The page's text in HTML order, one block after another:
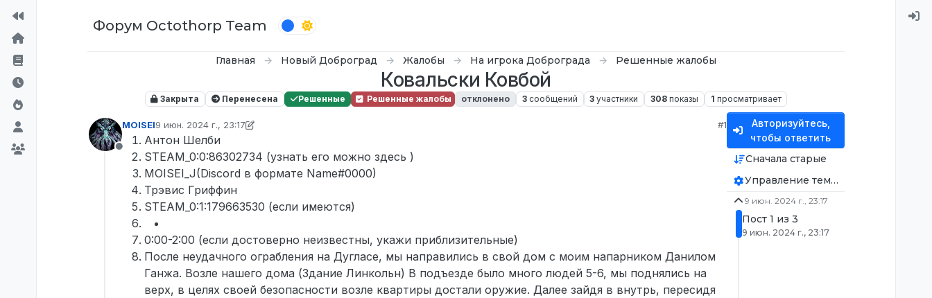
Форум Octothorp Team
Главная Новый Доброград Жалобы На игрока Доброграда Решенные жалобы
Ковальски Ковбой
Закрыта Перенесена Решенные Решенные жалобы отклонено 3 сообщений 3 участники 308 показы 1 просматривает
Не в сети
MOISEI9 июн. 2024 г., 23:17
отредактировано MOISEI
#1
Антон Шелби
STEAM_0:0:86302734 (узнать его можно здесь )
MOISEI_J(Discord в формате Name#0000)
Трэвис Гриффин
STEAM_0:1:179663530 (если имеются)
0:00-2:00 (если достоверно неизвестны, укажи приблизительные)
После неудачного ограбления на Дугласе, мы направились в свой дом с моим напарником Данилом
Ганжа. Возле нашего дома (Здание Линкольн) В подъезде было много людей 5-6, мы поднялись на
верх, в целях своей безопасности возле квартиры достали оружие. Далее зайдя в внутрь, пересидя
Авторизуйтесь,
чтобы ответить
Сначала старые
Управление темой
9 июн. 2024 г., 23:17
Пост 1 из 3
9 июн. 2024 г., 23:17